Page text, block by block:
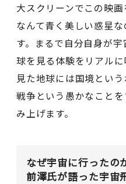
大スクリーンでこの映
なんて青く美しい惑星
す。まるで自分自身が
球を見る体験をリアル
見た地球には国境とい
戦争という愚かなこと
み上げます。
なぜ宇宙に行ったの
前澤氏が語った宇宙